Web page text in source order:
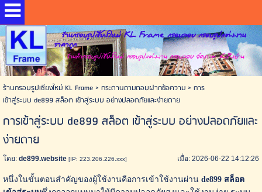
ร้านกรอบรูปเชียงใหม่ KL Frame กรอบลอย กรอบรูปแต่งงาน
ราคาถูก
ร้านทำกรอบรูปเชียงใหม่ กรอบรูปแต่งงาน กรอบลอย อัดภาพ ส่งถึงบ้าน
ร้านกรอบรูปเชียงใหม่ KL Frame> กระดานถามตอบฝากข้อความ> การ
เข้าสู่ระบบ de899 สล็อต เข้าสู่ระบบ อย่างปลอดภัยและง่ายดาย
การเข้าสู่ระบบ de899 สล็อต เข้าสู่ระบบ อย่างปลอดภัยและ
ง่ายดาย
โดย:de899.website [IP: 223.206.226.xxx] เมื่อ: 2026-06-22 14:12:26
หนึ่งในขั้นตอนสำคัญของผู้ใช้งานคือการเข้าใช้งานผ่าน de899 สล็อต